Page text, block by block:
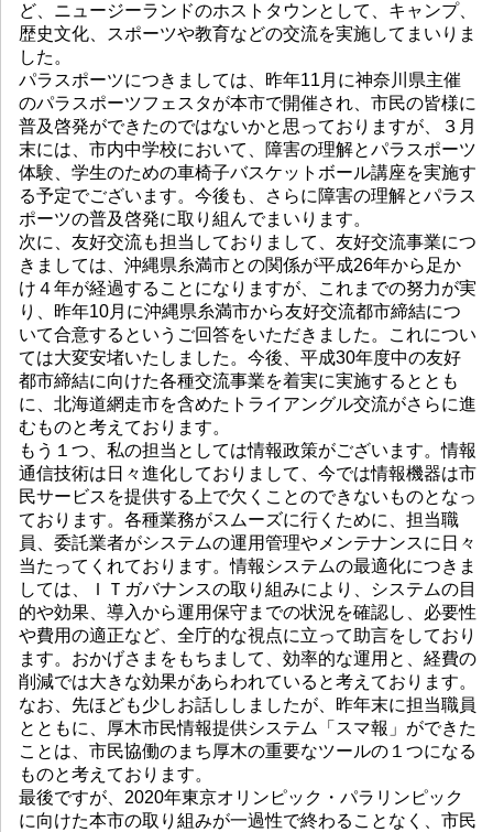
ど、ニュージーランドのホストタウンとして、キャンプ、
歴史文化、スポーツや教育などの交流を実施してまいりま
した。
パラスポーツにつきましては、昨年11月に神奈川県主催
のパラスポーツフェスタが本市で開催され、市民の皆様に
普及啓発ができたのではないかと思っておりますが、３月
末には、市内中学校において、障害の理解とパラスポーツ
体験、学生のための車椅子バスケットボール講座を実施す
る予定でございます。今後も、さらに障害の理解とパラス
ポーツの普及啓発に取り組んでまいります。
次に、友好交流も担当しておりまして、友好交流事業につ
きましては、沖縄県糸満市との関係が平成26年から足か
け４年が経過することになりますが、これまでの努力が実
り、昨年10月に沖縄県糸満市から友好交流都市締結につ
いて合意するというご回答をいただきました。これについ
ては大変安堵いたしました。今後、平成30年度中の友好
都市締結に向けた各種交流事業を着実に実施するととも
に、北海道網走市を含めたトライアングル交流がさらに進
むものと考えております。
もう１つ、私の担当としては情報政策がございます。情報
通信技術は日々進化しておりまして、今では情報機器は市
民サービスを提供する上で欠くことのできないものとなっ
ております。各種業務がスムーズに行くために、担当職
員、委託業者がシステムの運用管理やメンテナンスに日々
当たってくれております。情報システムの最適化につきま
しては、ＩＴガバナンスの取り組みにより、システムの目
的や効果、導入から運用保守までの状況を確認し、必要性
や費用の適正など、全庁的な視点に立って助言をしており
ます。おかげさまをもちまして、効率的な運用と、経費の
削減では大きな効果があらわれていると考えております。
なお、先ほども少しお話ししましたが、昨年末に担当職員
とともに、厚木市民情報提供システム「スマ報」ができた
ことは、市民協働のまち厚木の重要なツールの１つになる
ものと考えております。
最後ですが、2020年東京オリンピック・パラリンピック
に向けた本市の取り組みが一過性で終わることなく、市民